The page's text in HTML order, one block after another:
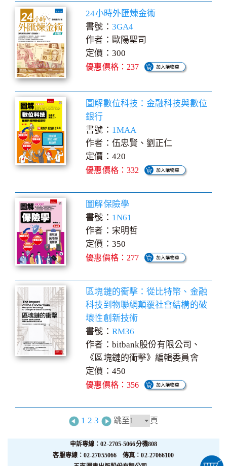
24小時外匯煉金術
書號： 3GA4
作者：歐陽聖司
定價：300
優惠價格：237
圖解數位科技：金融科技與數位
銀行
書號： 1MAA
作者：伍忠賢、劉正仁
定價：420
優惠價格：332
圖解保險學
書號： 1N61
作者：宋明哲
定價：350
優惠價格：277
區塊鏈的衝擊：從比特幣、金融
科技到物聯網顛覆社會結構的破
壞性創新技術
書號： RM36
作者：bitbank股份有限公司、
《區塊鏈的衝擊》編輯委員會
定價：450
優惠價格：356
1 2 3 跳至 頁
申訴專線：02-2705-5066分機808
客服專線：02-27055066 傳真：02-27066100